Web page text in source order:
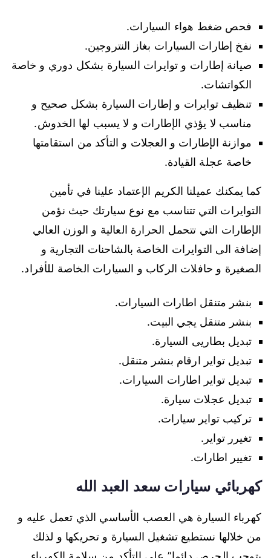
فحص ضغط هواء السيارات.
نفخ إطارات السيارات بغاز النتروجين.
صيانة إطارات و توايرات السيارة بشكل دوري و خاصة
الكواتشات.
تنظيف توايرات و إطارات السيارة بشكل صحيح و
مناسب لا يؤذي الإطارات و لا يسبب لها الخدوش.
موازنة الإطارات و العجلات و التأكد من استقامتها
خاصة عجلة القيادة.
كما يمكنك عميلنا الكريم الإعتماد علينا في تأمين
التوايرات التي تتناسب مع نوع سيارتك حيث نؤمن
الإطارات التي تتحمل الحرارة العالية و الوزن العالي
إضافة الى التوايرات الخاصة بالشاحنات التجارية و
الصغيرة و حافلات الركاب و السيارات الخاصة للأفراد.
بنشر متنقل اطارات السيارات.
بنشر متنقل يجي البيت.
تبديل بطاريى السيارة.
تبديل تواير ارقام بنشر متنقل.
تبديل تواير اطارات السيارات.
تبديل عجلات سيارة.
تركيب تواير سيارات.
تغيرر تواير.
تغيير اطارات.
كهربائي سيارات سعد العبد الله
كهرباء السيارة هي العصب الأساسي الذي تعمل عليه و
من خلالها نستطيع تشغيل السيارة و تحريكها و لذلك